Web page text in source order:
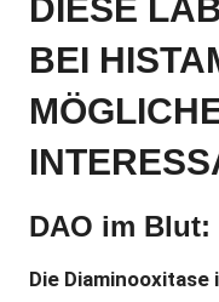
DIESE
BEI
DAO im Blut:
Die Diaminooxitase